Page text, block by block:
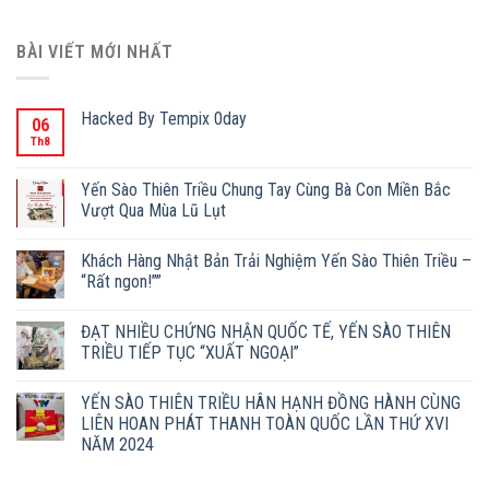
BÀI VIẾT MỚI NHẤT
06
Th8
Hacked By Tempix 0day
Yến Sào Thiên Triều Chung Tay Cùng Bà Con Miền Bắc
Vượt Qua Mùa Lũ Lụt
Khách Hàng Nhật Bản Trải Nghiệm Yến Sào Thiên Triều –
“Rất ngon!””
ĐẠT NHIỀU CHỨNG NHẬN QUỐC TẾ, YẾN SÀO THIÊN
TRIỀU TIẾP TỤC “XUẤT NGOẠI”
YẾN SÀO THIÊN TRIỀU HÂN HẠNH ĐỒNG HÀNH CÙNG
LIÊN HOAN PHÁT THANH TOÀN QUỐC LẦN THỨ XVI
NĂM 2024